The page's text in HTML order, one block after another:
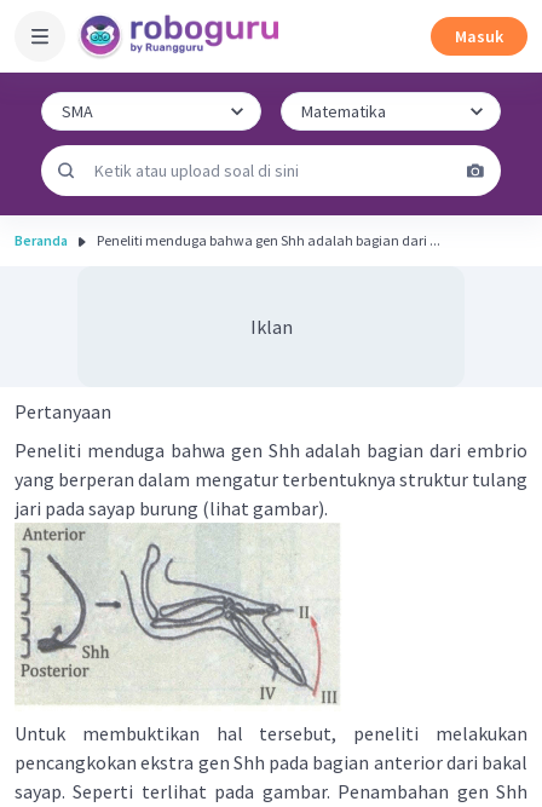
Masuk
Beranda Peneliti menduga bahwa gen Shh adalah bagian dari ...
Iklan
Pertanyaan
Peneliti menduga bahwa gen Shh adalah bagian dari embrio
yang berperan dalam mengatur terbentuknya struktur tulang
jari pada sayap burung (lihat gambar).
Untuk membuktikan hal tersebut, peneliti melakukan
pencangkokan ekstra gen Shh pada bagian anterior dari bakal
sayap. Seperti terlihat pada gambar. Penambahan gen Shh